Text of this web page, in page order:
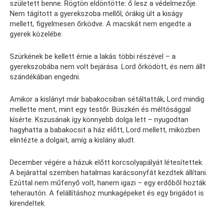
született benne. Rögtön eldöntötte: ő lesz a védelmezője.
Nem tágított a gyerekszoba mellől, órákig ült a kiságy
mellett, figyelmesen őrködve. A macskát nem engedte a
gyerek közelébe.
Szürkének be kellett érnie a lakás többi részével – a
gyerekszobába nem volt bejárása. Lord őrködött, és nem állt
szándékában engedni.
Amikor a kislányt már babakocsiban sétáltatták, Lord mindig
mellette ment, mint egy testőr. Büszkén és méltósággal
kísérte. Kszusának így könnyebb dolga lett – nyugodtan
hagyhatta a babakocsit a ház előtt, Lord mellett, miközben
elintézte a dolgait, amíg a kislány aludt.
December végére a házuk előtt korcsolyapályát létesítettek.
A bejárattal szemben hatalmas karácsonyfát kezdtek állítani.
Ezúttal nem műfenyő volt, hanem igazi – egy erdőből hozták
teherautón. A felállításhoz munkagépeket és egy brigádot is
kirendeltek.